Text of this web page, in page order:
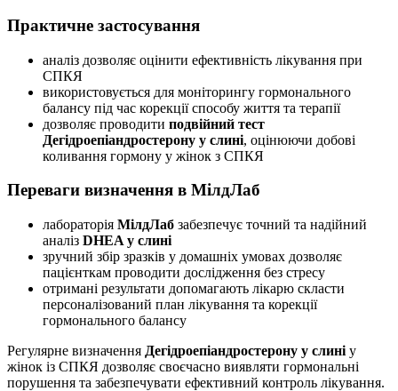
Практичне застосування
аналіз дозволяє оцінити ефективність лікування при
СПКЯ
використовується для моніторингу гормонального
балансу під час корекції способу життя та терапії
дозволяє проводити подвійний тест
Дегідроепіандростерону у слині, оцінюючи добові
коливання гормону у жінок з СПКЯ
Переваги визначення в МілдЛаб
лабораторія МілдЛаб забезпечує точний та надійний
аналіз DHEA у слині
зручний збір зразків у домашніх умовах дозволяє
пацієнткам проводити дослідження без стресу
отримані результати допомагають лікарю скласти
персоналізований план лікування та корекції
гормонального балансу
Регулярне визначення Дегідроепіандростерону у слині у
жінок із СПКЯ дозволяє своєчасно виявляти гормональні
порушення та забезпечувати ефективний контроль лікування.